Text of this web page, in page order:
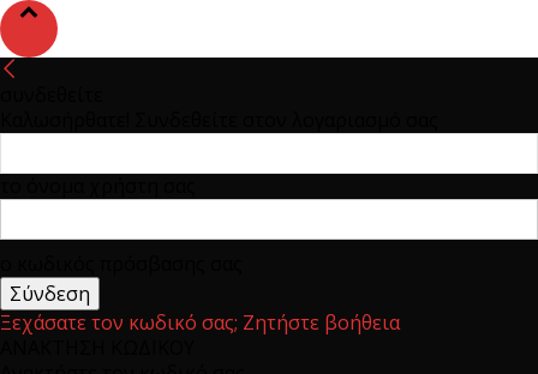
Ξεχάσατε τον κωδικό σας; Ζητήστε βοήθεια